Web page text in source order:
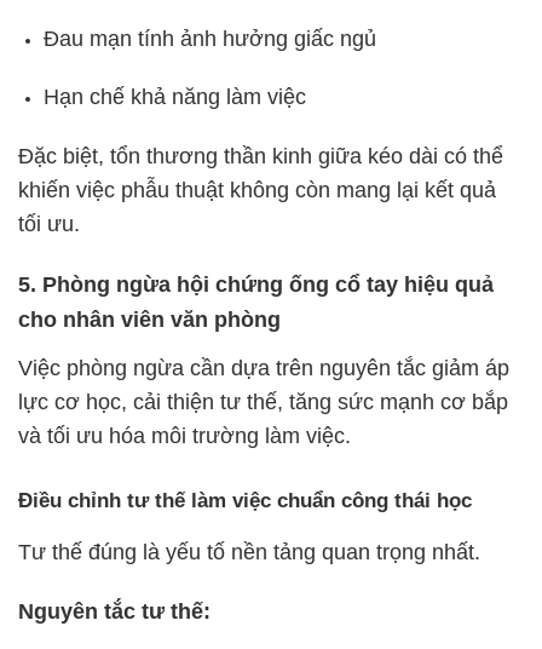
Đau mạn tính ảnh hưởng giấc ngủ
Hạn chế khả năng làm việc
Đặc biệt, tổn thương thần kinh giữa kéo dài có thể
khiến việc phẫu thuật không còn mang lại kết quả
tối ưu.
5. Phòng ngừa hội chứng ống cổ tay hiệu quả
cho nhân viên văn phòng
Việc phòng ngừa cần dựa trên nguyên tắc giảm áp
lực cơ học, cải thiện tư thế, tăng sức mạnh cơ bắp
và tối ưu hóa môi trường làm việc.
Điều chỉnh tư thế làm việc chuẩn công thái học
Tư thế đúng là yếu tố nền tảng quan trọng nhất.
Nguyên tắc tư thế: